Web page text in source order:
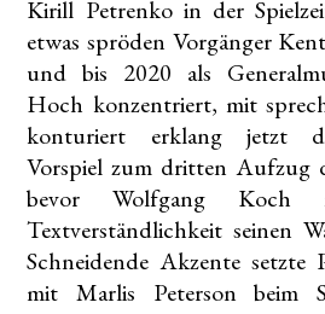
Kirill Petrenko in der
etwas spröden Vorgänger
und bis 2020 als
Hoch konzentriert, mit
konturiert erklang jetzt
Vorspiel zum dritten Aufzug
bevor Wolfgang Koch
Textverständlichkeit seinen
Schneidende Akzente setzte
mit Marlis Peterson beim